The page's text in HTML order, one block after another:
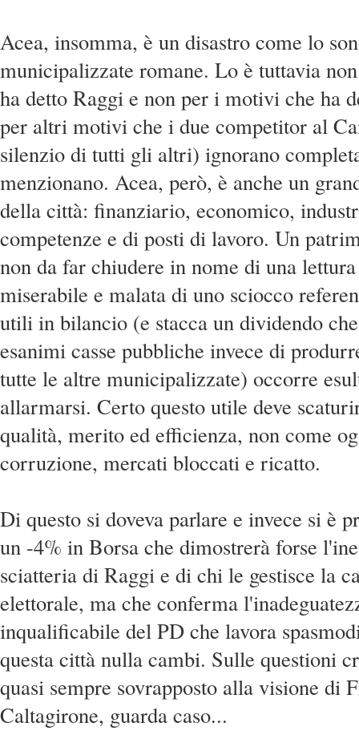
Acea, insomma, è un disastro come lo
municipalizzate romane. Lo è tuttavia
ha detto Raggi e non per i motivi che ha
per altri motivi che i due competitor al
silenzio di tutti gli altri) ignorano
menzionano. Acea, però, è anche un
della città: finanziario, economico,
competenze e di posti di lavoro. Un
non da far chiudere in nome di una
miserabile e malata di uno sciocco
utili in bilancio (e stacca un dividendo
esanimi casse pubbliche invece di
tutte le altre municipalizzate) occorre
allarmarsi. Certo questo utile deve
qualità, merito ed efficienza, non come
corruzione, mercati bloccati e ricatto.
Di questo si doveva parlare e invece si è
un -4% in Borsa che dimostrerà forse
sciatteria di Raggi e di chi le gestisce la
elettorale, ma che conferma
inqualificabile del PD che lavora
questa città nulla cambi. Sulle questioni
quasi sempre sovrapposto alla visione di
Caltagirone, guarda caso...